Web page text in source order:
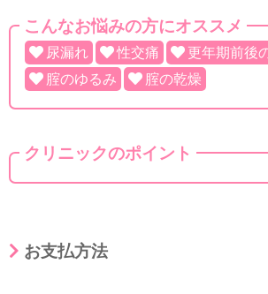
こんなお悩みの方にオススメ
尿漏れ 性交痛
更年期前後
腟のゆるみ
腟の乾燥
クリニックのポイント
お支払方法